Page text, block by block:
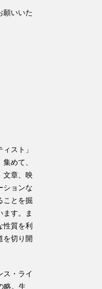
願いいた
スト」
めて、
文章、映
ションな
ことを掘
ます。ま
性質を利
を切り開
ス・ライ
略。生